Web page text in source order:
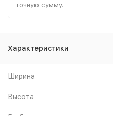
точную сумму.
Характеристики
Ширина
Высота